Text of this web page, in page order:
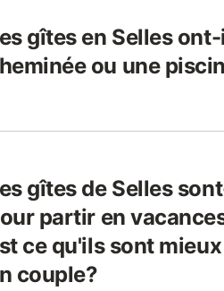
gîtes en Selles
ou une
gîtes de Selles
partir en
ce qu'ils sont
couple?